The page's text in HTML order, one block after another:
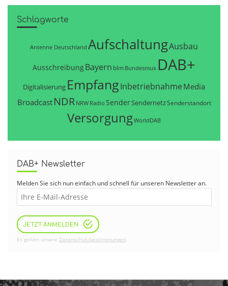
Schlagworte
Antenne Deutschland AufschaltungAusbau
AusschreibungBayern blm Bundesmux DAB+
Digitalisierung EmpfangInbetriebnahme Media
Broadcast NDR NRW Radio SenderSendernetzSenderstandort
VersorgungWorldDAB
DAB+ Newsletter
Melden Sie sich nun einfach und schnell für unseren Newsletter an.
JETZT ANMELDEN
Es gelten unsere Datenschutzbestimmungen.